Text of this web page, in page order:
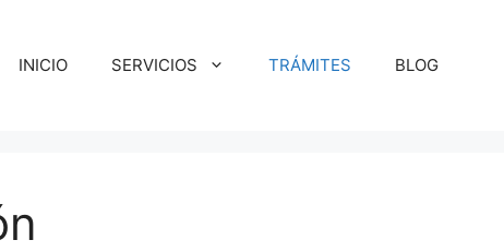
INICIO SERVICIOS TRÁMITES BLOG